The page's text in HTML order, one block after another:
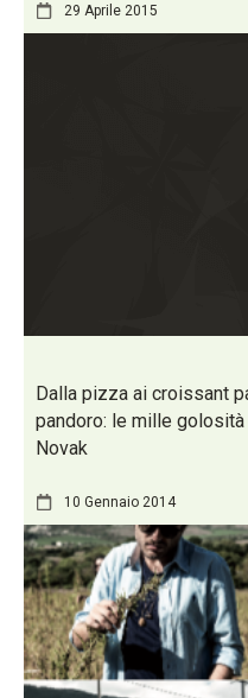
29 Aprile 2015
Dalla pizza ai croissant
pandoro: le mille
Novak
10 Gennaio 2014